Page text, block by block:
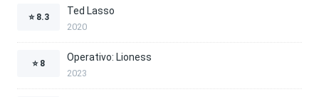
⭐ 8.3
Ted Lasso
2020
⭐ 8
Operativo: Lioness
2023